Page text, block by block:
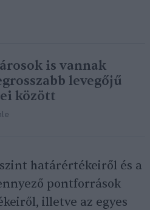
is vannak
levegőjű
között
szint határértékeiről és a
pontforrások
illetve az egyes